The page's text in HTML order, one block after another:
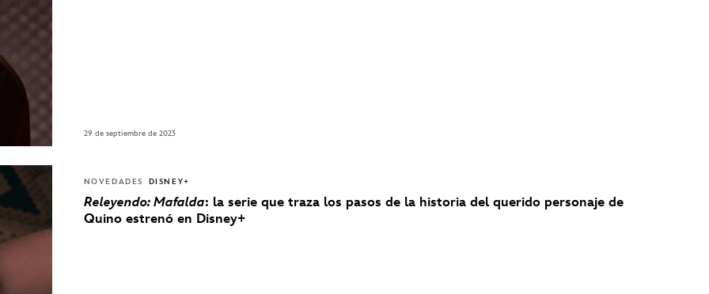
29 de septiembre de 2023
NOVEDADES DISNEY+
Releyendo: Mafalda: la serie que traza los pasos de la historia del querido personaje de
Quino estrenó en Disney+